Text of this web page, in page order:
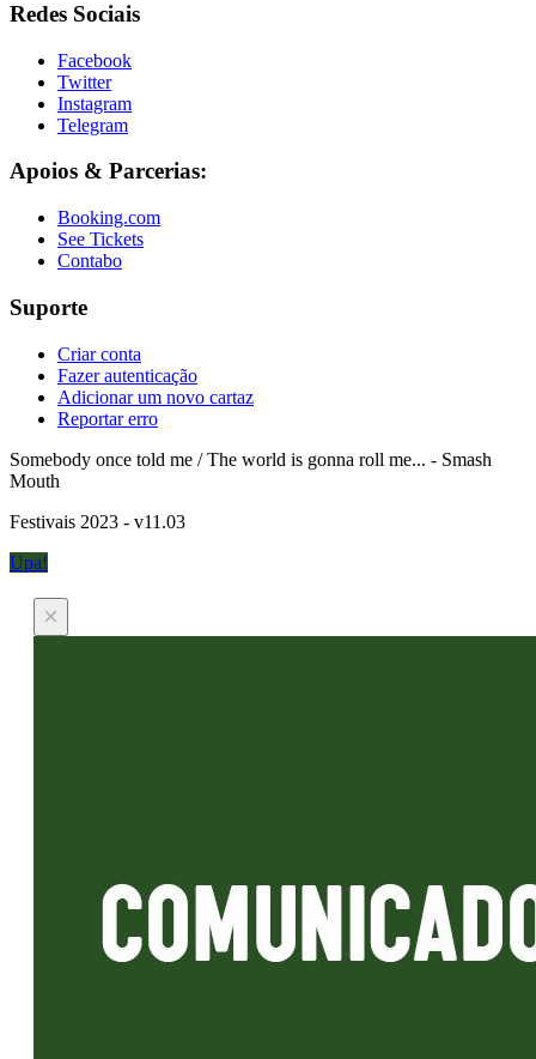
Redes Sociais
Facebook
Twitter
Instagram
Telegram
Apoios & Parcerias:
Booking.com
See Tickets
Contabo
Suporte
Criar conta
Fazer autenticação
Adicionar um novo cartaz
Reportar erro
Somebody once told me / The world is gonna roll me... - Smash
Mouth
Festivais 2023 - v11.03
Upa!
×